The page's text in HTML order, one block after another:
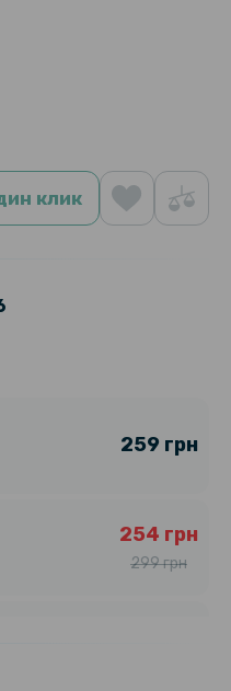
клик
259 грн
254 грн
299 грн